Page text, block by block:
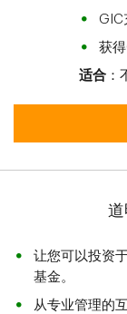
GIC
获
适合 ：
道
让您可以投资
基金。
从专业管理的